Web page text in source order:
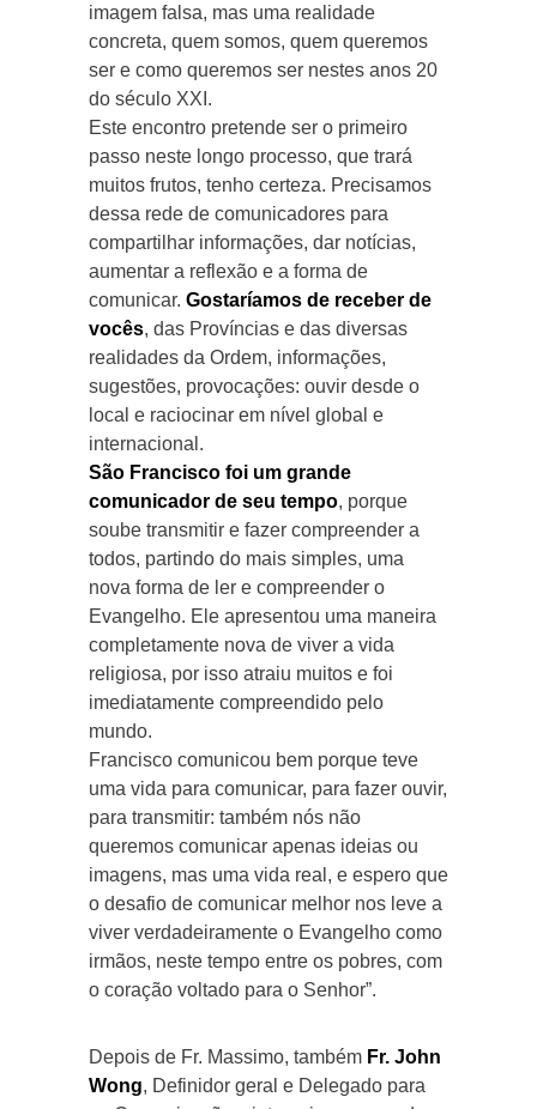
imagem falsa, mas uma realidade
concreta, quem somos, quem queremos
ser e como queremos ser nestes anos 20
do século XXI.
Este encontro pretende ser o primeiro
passo neste longo processo, que trará
muitos frutos, tenho certeza. Precisamos
dessa rede de comunicadores para
compartilhar informações, dar notícias,
aumentar a reflexão e a forma de
comunicar. Gostaríamos de receber de
vocês, das Províncias e das diversas
realidades da Ordem, informações,
sugestões, provocações: ouvir desde o
local e raciocinar em nível global e
internacional.
São Francisco foi um grande
comunicador de seu tempo, porque
soube transmitir e fazer compreender a
todos, partindo do mais simples, uma
nova forma de ler e compreender o
Evangelho. Ele apresentou uma maneira
completamente nova de viver a vida
religiosa, por isso atraiu muitos e foi
imediatamente compreendido pelo
mundo.
Francisco comunicou bem porque teve
uma vida para comunicar, para fazer ouvir,
para transmitir: também nós não
queremos comunicar apenas ideias ou
imagens, mas uma vida real, e espero que
o desafio de comunicar melhor nos leve a
viver verdadeiramente o Evangelho como
irmãos, neste tempo entre os pobres, com
o coração voltado para o Senhor”.
Depois de Fr. Massimo, também Fr. John
Wong, Definidor geral e Delegado para